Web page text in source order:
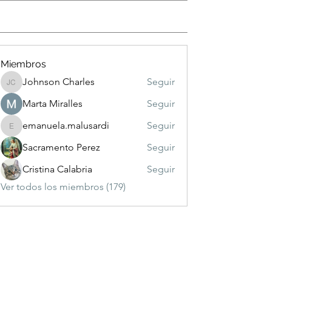
Miembros
Johnson Charles
Johnson Charles
Seguir
Marta Miralles
Seguir
emanuela.malusardi
emanuela.malusardi
Seguir
Sacramento Perez
Seguir
Cristina Calabria
Seguir
Ver todos los miembros (179)